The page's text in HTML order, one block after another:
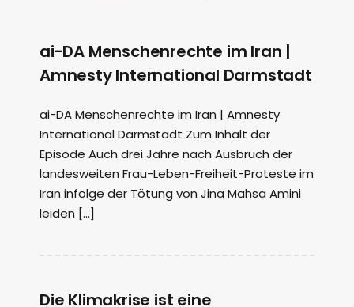
ai-DA Menschenrechte im Iran |
Amnesty International Darmstadt
ai-DA Menschenrechte im Iran | Amnesty
International Darmstadt Zum Inhalt der
Episode Auch drei Jahre nach Ausbruch der
landesweiten Frau-Leben-Freiheit-Proteste im
Iran infolge der Tötung von Jina Mahsa Amini
leiden […]
Die Klimakrise ist eine